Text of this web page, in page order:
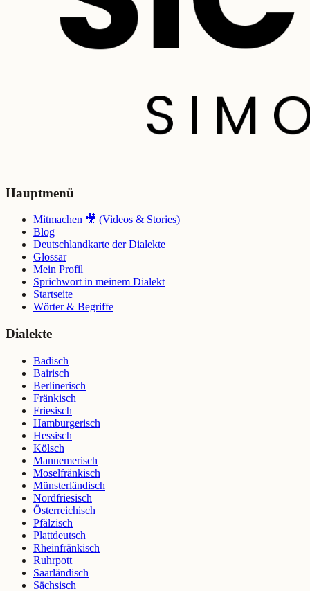
Hauptmenü
Mitmachen 🎥 (Videos & Stories)
Blog
Deutschlandkarte der Dialekte
Glossar
Mein Profil
Sprichwort in meinem Dialekt
Startseite
Wörter & Begriffe
Dialekte
Badisch
Bairisch
Berlinerisch
Fränkisch
Friesisch
Hamburgerisch
Hessisch
Kölsch
Mannemerisch
Moselfränkisch
Münsterländisch
Nordfriesisch
Österreichisch
Pfälzisch
Plattdeutsch
Rheinfränkisch
Ruhrpott
Saarländisch
Sächsisch